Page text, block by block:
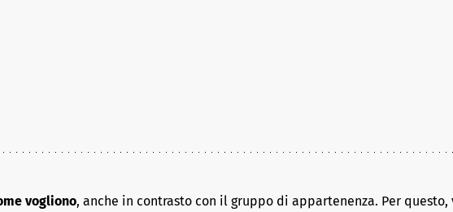
vogliono, anche in contrasto con il gruppo di appartenenza. Per questo,